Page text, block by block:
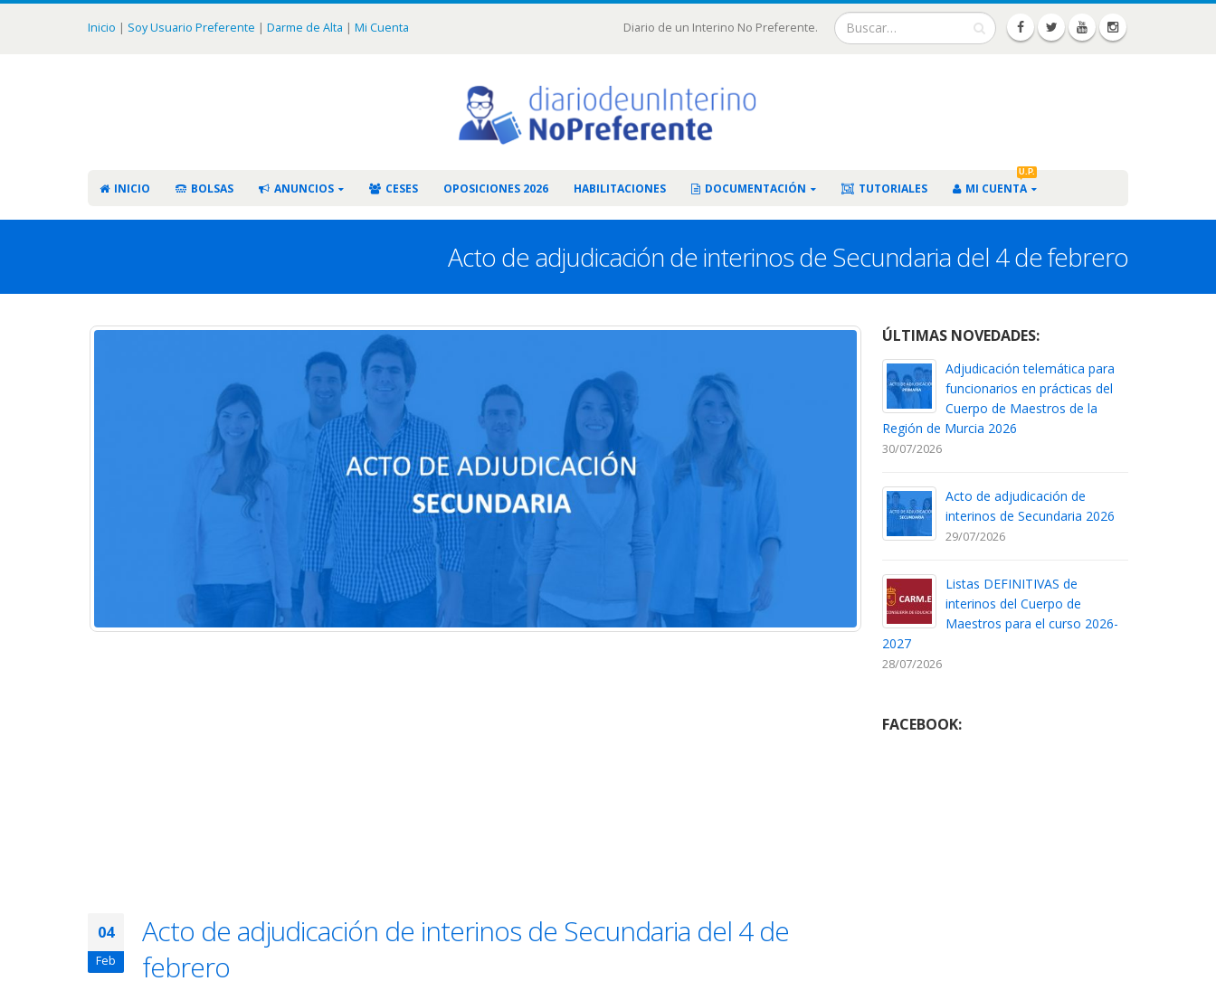
Inicio | Soy Usuario Preferente | Darme de Alta | Mi Cuenta Diario de un Interino No Preferente.
INICIO BOLSAS ANUNCIOS CESES OPOSICIONES 2026 HABILITACIONES DOCUMENTACIÓN TUTORIALES MI CUENTA
U.P.
Acto de adjudicación de interinos de Secundaria del 4 de febrero
04
Feb
Acto de adjudicación de interinos de Secundaria del 4 de
febrero
ÚLTIMAS NOVEDADES:
Adjudicación telemática para
funcionarios en prácticas del
Cuerpo de Maestros de la
Región de Murcia 2026
30/07/2026
Acto de adjudicación de
interinos de Secundaria 2026
29/07/2026
Listas DEFINITIVAS de
interinos del Cuerpo de
Maestros para el curso 2026-
2027
28/07/2026
FACEBOOK: